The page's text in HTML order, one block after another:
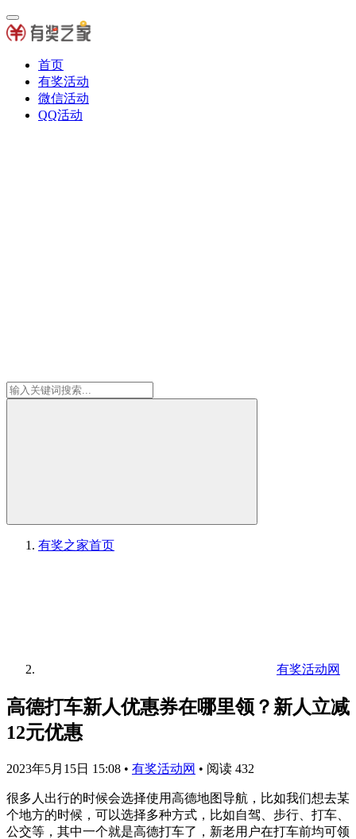
首页
有奖活动
微信活动
QQ活动
有奖之家首页
有奖活动网
高德打车新人优惠券在哪里领？新人立减
12元优惠
2023年5月15日 15:08 • 有奖活动网 • 阅读 432
很多人出行的时候会选择使用高德地图导航，比如我们想去某
个地方的时候，可以选择多种方式，比如自驾、步行、打车、
公交等，其中一个就是高德打车了，新老用户在打车前均可领